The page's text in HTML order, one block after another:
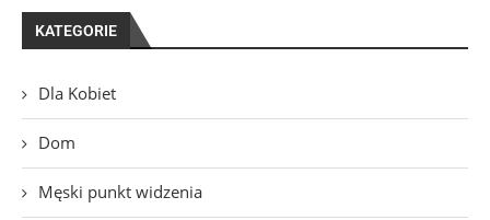
KATEGORIE
Dla Kobiet
Dom
Męski punkt widzenia